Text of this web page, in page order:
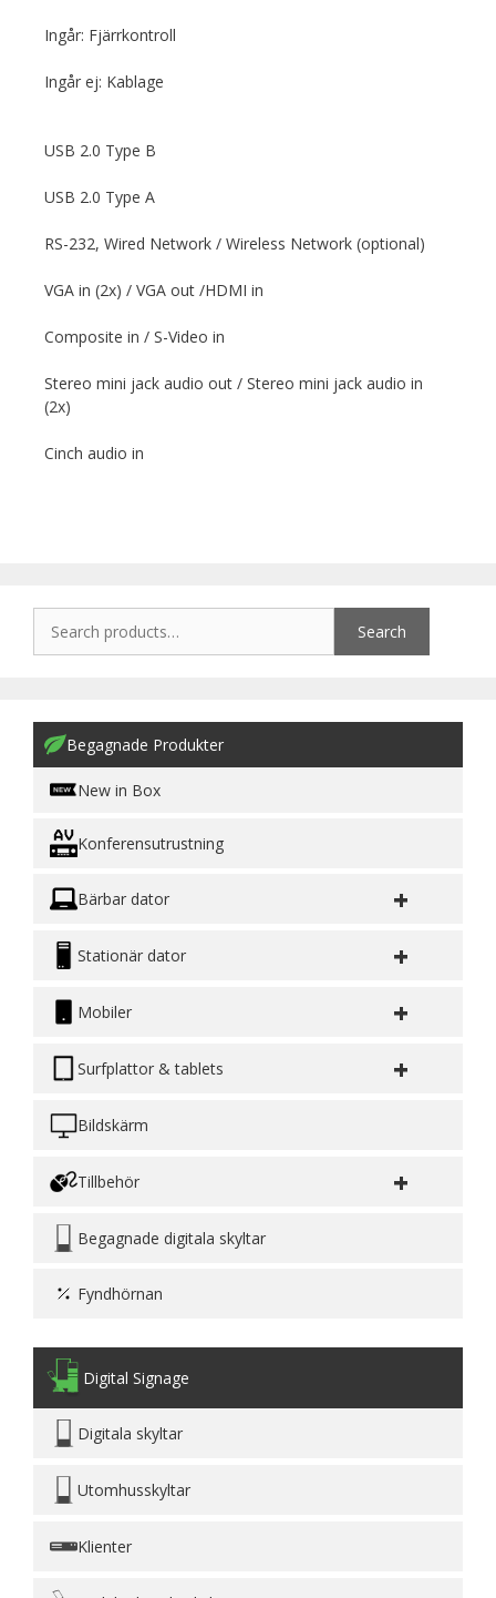
Ingår: Fjärrkontroll
Ingår ej: Kablage
USB 2.0 Type B
USB 2.0 Type A
RS-232, Wired Network / Wireless Network (optional)
VGA in (2x) / VGA out /HDMI in
Composite in / S-Video in
Stereo mini jack audio out / Stereo mini jack audio in
(2x)
Cinch audio in
Search
Begagnade Produkter
New in Box
Konferensutrustning
Bärbar dator +
Stationär dator +
Mobiler +
Surfplattor & tablets +
Bildskärm
Tillbehör +
Begagnade digitala skyltar
Fyndhörnan
Digital Signage
Digitala skyltar
Utomhusskyltar
Klienter